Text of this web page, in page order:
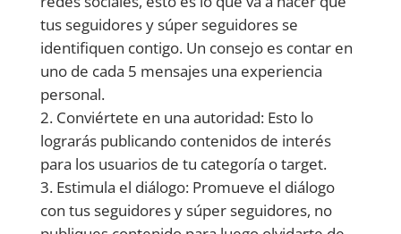
tus seguidores y súper seguidores se
identifiquen contigo. Un consejo es contar en
uno de cada 5 mensajes una experiencia
personal.
Conviértete en una autoridad: Esto lo
lograrás publicando contenidos de interés
para los usuarios de tu categoría o target.
Estimula el diálogo: Promueve el diálogo
con tus seguidores y súper seguidores, no